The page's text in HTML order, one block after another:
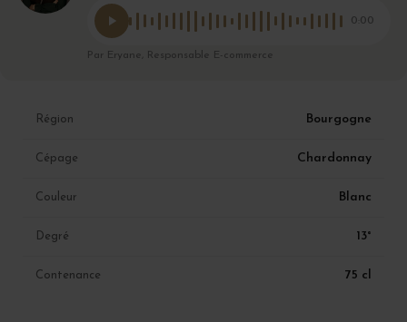
0:00
Par Eryane, Responsable E-commerce
Région Bourgogne
Cépage Chardonnay
Couleur Blanc
Degré 13°
Contenance 75 cl